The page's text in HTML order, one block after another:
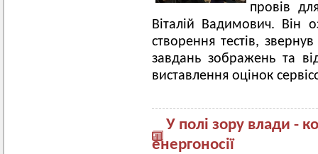
провів
Віталій Вадимович. Він
створення тестів,
завдань зображень та
виставлення оцінок
У полі зору влади -
енергоносії